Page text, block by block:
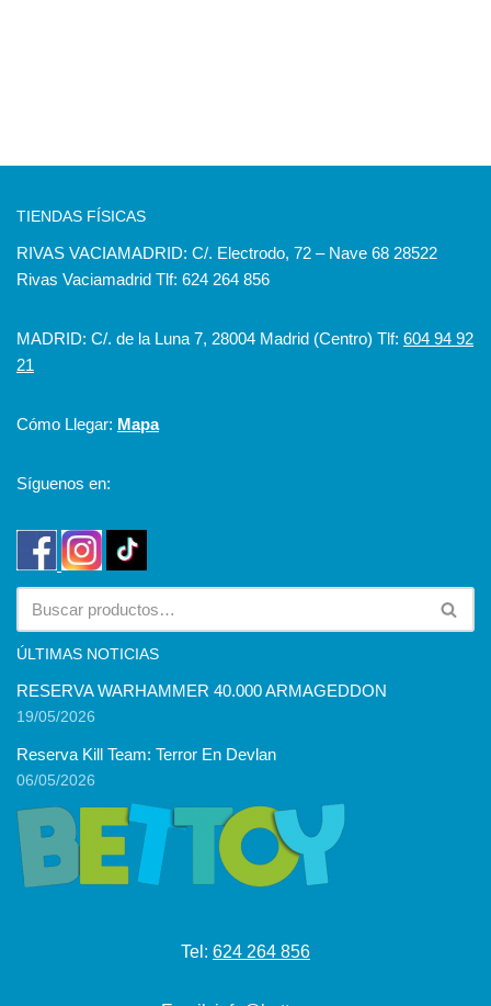
TIENDAS FÍSICAS
RIVAS VACIAMADRID: C/. Electrodo, 72 – Nave 68 28522
Rivas Vaciamadrid Tlf: 624 264 856
MADRID: C/. de la Luna 7, 28004 Madrid (Centro) Tlf: 604 94 92
21
Cómo Llegar: Mapa
Síguenos en:
ÚLTIMAS NOTICIAS
RESERVA WARHAMMER 40.000 ARMAGEDDON
19/05/2026
Reserva Kill Team: Terror En Devlan
06/05/2026
Tel: 624 264 856